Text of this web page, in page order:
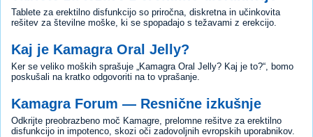
Tablete za erektilno disfunkcijo so priročna, diskretna in učinkovita
rešitev za številne moške, ki se spopadajo s težavami z erekcijo.
Kaj je Kamagra Oral Jelly?
Ker se veliko moških sprašuje „Kamagra Oral Jelly? Kaj je to?“, bomo
poskušali na kratko odgovoriti na to vprašanje.
Kamagra Forum — Resnične izkušnje
Odkrijte preobrazbeno moč Kamagre, prelomne rešitve za erektilno
disfunkcijo in impotenco, skozi oči zadovoljnih evropskih uporabnikov.